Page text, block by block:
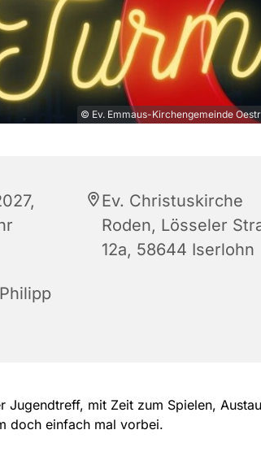
© Ev. Emmaus-Kirchengemeinde
Ev. Christuskirche
Roden, Lösseler
12a, 58644 Iserlohn
Jugendtreff, mit Zeit zum Spielen,
doch einfach mal vorbei.